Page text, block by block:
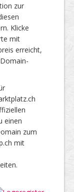
zur
Klicke
mit
erreicht,
einen
zum
mit